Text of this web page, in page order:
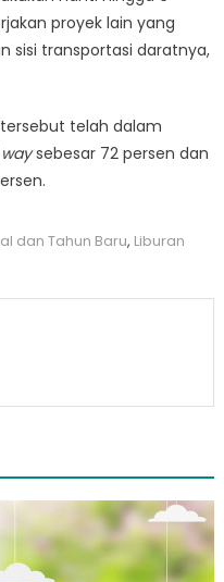
proyek lain yang
sisi transportasi daratnya,
telah dalam
sebesar 72 persen dan
dan Tahun Baru, Liburan